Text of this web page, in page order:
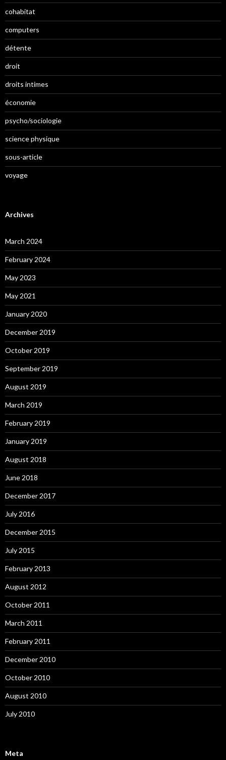
cohabitat
computers
détente
droit
droits intimes
économie
psycho/sociologie
science physique
sous-article
voyage
Archives
March 2024
February 2024
May 2023
May 2021
January 2020
December 2019
October 2019
September 2019
August 2019
March 2019
February 2019
January 2019
August 2018
June 2018
December 2017
July 2016
December 2015
July 2015
February 2013
August 2012
October 2011
March 2011
February 2011
December 2010
October 2010
August 2010
July 2010
Meta